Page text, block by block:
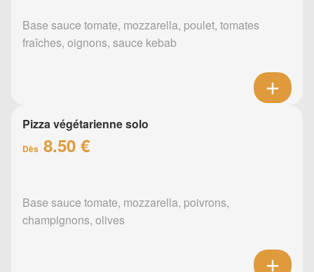
Base sauce tomate, mozzarella, poulet, tomates
fraîches, oignons, sauce kebab
Pizza végétarienne solo
Dès 8.50 €
Base sauce tomate, mozzarella, poivrons,
champignons, olives